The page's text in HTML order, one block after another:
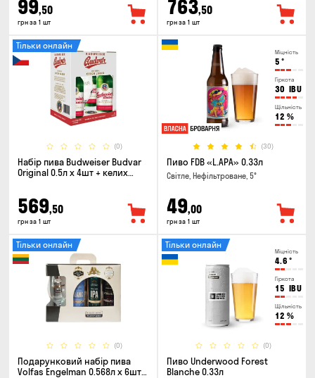
99,50
грн за 1 шт
763,50
грн за 1 шт
(0)
Тільки онлайн
Набір пива Budweiser Budvar
Original 0.5л х 4шт + келих
569,50
грн за 1 шт
Міцність
5 °
Гіркота
30 IBU
Щільність
12 %
(30)
Пиво FDB «L.APA» 0.33л
Світле, Нефільтроване, 5°
49,00
грн за 1 шт
(0)
Тільки онлайн
Подарунковий набір пива
Volfas Engelman 0.568л x 6шт +
Міцність
4.6 °
Гіркота
15 IBU
Щільність
12 %
(0)
Тільки онлайн
Пиво Underwood Forest
Blanche 0.33л